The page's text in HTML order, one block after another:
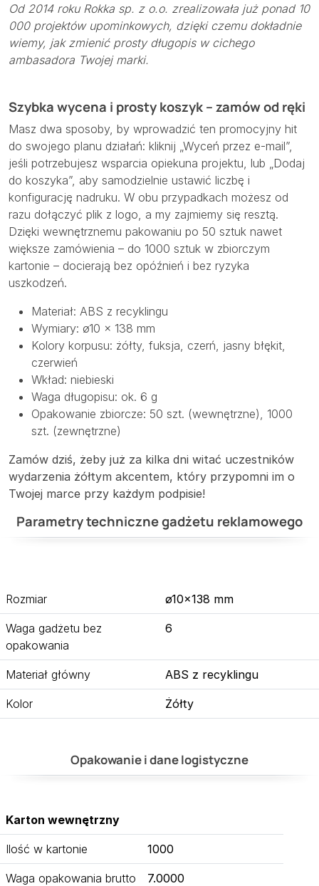
Od 2014 roku Rokka sp. z o.o. zrealizowała już ponad 10
000 projektów upominkowych, dzięki czemu dokładnie
wiemy, jak zmienić prosty długopis w cichego
ambasadora Twojej marki.
Szybka wycena i prosty koszyk – zamów od ręki
Masz dwa sposoby, by wprowadzić ten promocyjny hit
do swojego planu działań: kliknij „Wyceń przez e-mail”,
jeśli potrzebujesz wsparcia opiekuna projektu, lub „Dodaj
do koszyka”, aby samodzielnie ustawić liczbę i
konfigurację nadruku. W obu przypadkach możesz od
razu dołączyć plik z logo, a my zajmiemy się resztą.
Dzięki wewnętrznemu pakowaniu po 50 sztuk nawet
większe zamówienia – do 1000 sztuk w zbiorczym
kartonie – docierają bez opóźnień i bez ryzyka
uszkodzeń.
Materiał: ABS z recyklingu
Wymiary: ø10 × 138 mm
Kolory korpusu: żółty, fuksja, czerń, jasny błękit,
czerwień
Wkład: niebieski
Waga długopisu: ok. 6 g
Opakowanie zbiorcze: 50 szt. (wewnętrzne), 1000
szt. (zewnętrzne)
Zamów dziś, żeby już za kilka dni witać uczestników
wydarzenia żółtym akcentem, który przypomni im o
Twojej marce przy każdym podpisie!
Parametry techniczne gadżetu reklamowego
Rozmiar ø10×138 mm
Waga gadżetu bez
opakowania
6
Materiał główny ABS z recyklingu
Kolor Żółty
Opakowanie i dane logistyczne
Karton wewnętrzny
Ilość w kartonie 1000
Waga opakowania brutto 7.0000